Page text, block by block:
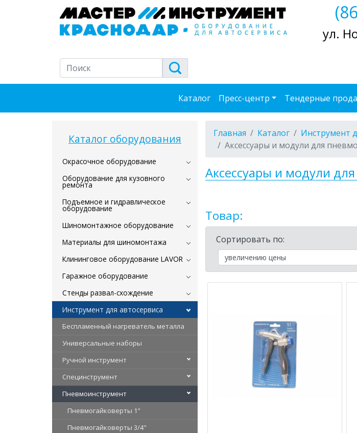
ул.
Каталог Пресс-центр Тендерные
Каталог оборудования
Окрасочное оборудование
Оборудование для кузовного
ремонта
Подъемное и гидравлическое
оборудование
Шиномонтажное оборудование
Материалы для шиномонтажа
Клининговое оборудование LAVOR
Гаражное оборудование
Стенды развал-схождение
Инструмент для автосервиса
Беспламенный нагреватель металла
Универсальные наборы
Ручной инструмент
Специнструмент
Пневмоинструмент
Пневмогайковерты 1"
Пневмогайковерты 3/4"
Главная Каталог Инструмент
Аксессуары и модули для
Аксессуары и модули
Товар:
Сортировать по: